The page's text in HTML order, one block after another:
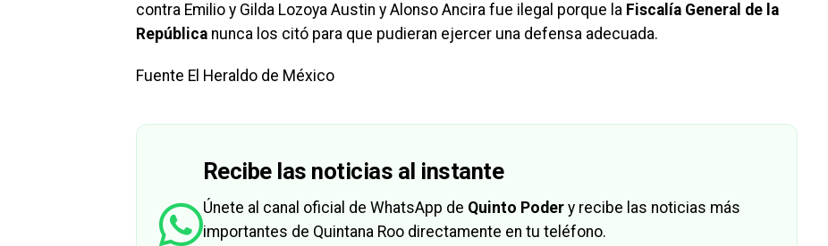
contra Emilio y Gilda Lozoya Austin y Alonso Ancira fue ilegal porque la Fiscalía General de la
República nunca los citó para que pudieran ejercer una defensa adecuada.
Fuente El Heraldo de México
Recibe las noticias al instante
Únete al canal oficial de WhatsApp de Quinto Poder y recibe las noticias más
importantes de Quintana Roo directamente en tu teléfono.